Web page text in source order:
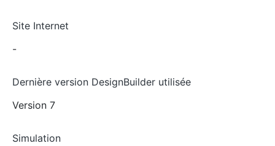
Site Internet
-
Dernière version DesignBuilder utilisée
Version 7
Simulation